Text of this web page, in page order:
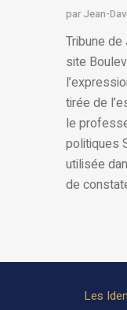
par Jean-
Tribune
site
tirée de
le
politiques
utilisée
de
Les